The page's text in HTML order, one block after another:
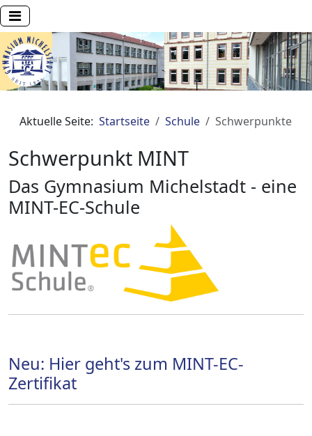
Aktuelle Seite: Startseite Schule Schwerpunkte
Schwerpunkt MINT
Das Gymnasium Michelstadt - eine
MINT-EC-Schule
Neu: Hier geht's zum MINT-EC-
Zertifikat